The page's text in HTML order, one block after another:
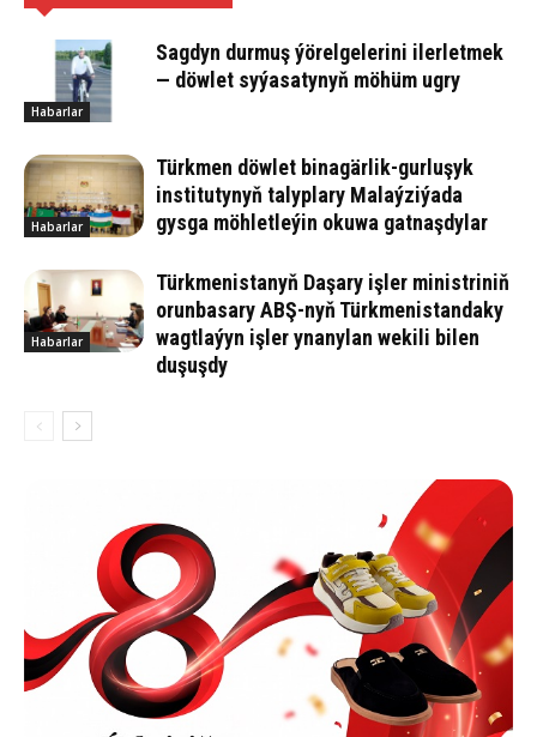
Habarlar
Sagdyn durmuş ýörelgelerini ilerletmek
— döwlet syýasatynyň möhüm ugry
Habarlar
Türkmen döwlet binagärlik-gurluşyk
institutynyň talyplary Malaýziýada
gysga möhletleýin okuwa gatnaşdylar
Habarlar
Türkmenistanyň Daşary işler ministriniň
orunbasary ABŞ-nyň Türkmenistandaky
wagtlaýyn işler ynanylan wekili bilen
duşuşdy